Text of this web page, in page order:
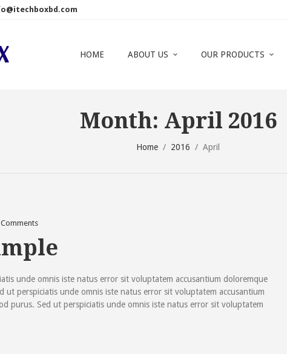
HOME ABOUT US OUR PRODUCTS
Month: April 2016
Home / 2016 / April
unde omnis iste natus error sit voluptatem accusantium doloremque
ut perspiciatis unde omnis iste natus error sit voluptatem accusantium
purus. Sed ut perspiciatis unde omnis iste natus error sit voluptatem